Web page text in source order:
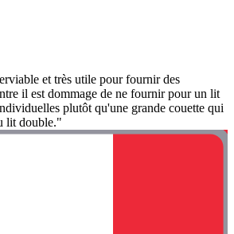
et très utile pour fournir des
il est dommage de ne fournir pour un lit
plutôt qu'une grande couette qui
lit double."